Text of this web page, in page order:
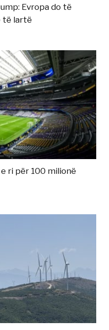
Evropa do të
të lartë
ri për 100 milionë